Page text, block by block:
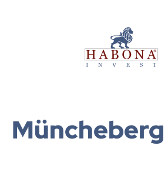
Habona Invest GmbH
Mün­che­berg